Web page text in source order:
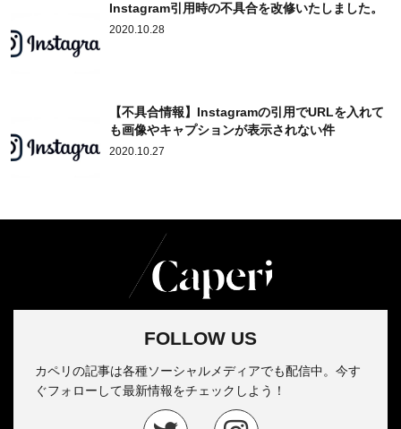
Instagram引用時の不具合を改修いたしました。
2020.10.28
【不具合情報】Instagramの引用でURLを入れて
も画像やキャプションが表示されない件
2020.10.27
FOLLOW US
カペリの記事は各種ソーシャルメディアでも配信中。今す
ぐフォローして最新情報をチェックしよう！